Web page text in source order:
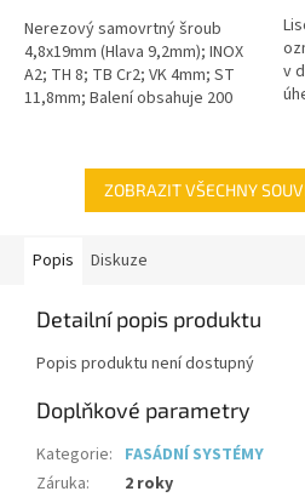
Nerezový samovrtný šroub
4,8x19mm (Hlava 9,2mm); INOX
A2; TH 8; TB Cr2; VK 4mm; ST
11,8mm; Balení obsahuje 200
v
ZOBRAZIT VŠECHNY
Popis Diskuze
Detailní popis produktu
Popis produktu není dostupný
Doplňkové parametry
Kategorie: FASÁDNÍ SYSTÉMY
Záruka: 2 roky